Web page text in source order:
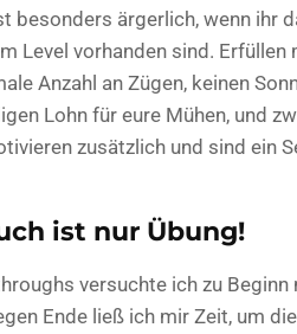
besonders ärgerlich, wenn ihr
Level vorhanden sind.
Anzahl an Zügen, keinen
Lohn für eure Mühen, und
zusätzlich und sind ein
ist nur Übung!
versuchte ich zu
Ende ließ ich mir Zeit, um